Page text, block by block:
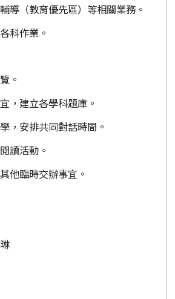
導（教育優先區）等相關業務。
科作業。
。
，建立各學科題庫。
，安排共同對話時間。
讀活動。
他臨時交辦事宜。